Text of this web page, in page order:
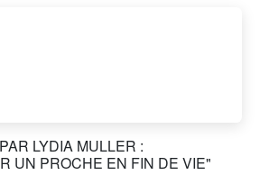
LYDIA MULLER :
UN PROCHE EN FIN DE VIE"